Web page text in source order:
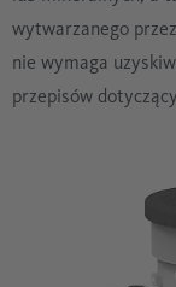
wytwarzanego
nie wymaga
przepisów